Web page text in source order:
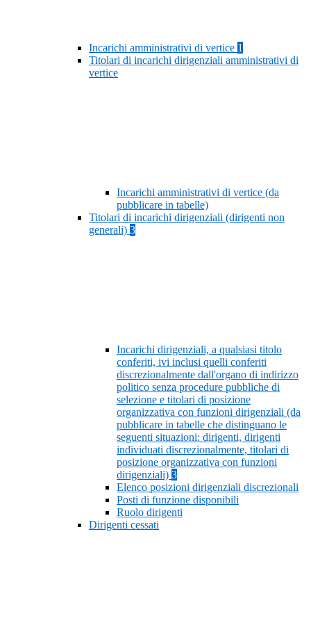
Incarichi amministrativi di vertice 1
Titolari di incarichi dirigenziali amministrativi di
vertice
Incarichi amministrativi di vertice (da
pubblicare in tabelle)
Titolari di incarichi dirigenziali (dirigenti non
generali) 3
Incarichi dirigenziali, a qualsiasi titolo
conferiti, ivi inclusi quelli conferiti
discrezionalmente dall'organo di indirizzo
politico senza procedure pubbliche di
selezione e titolari di posizione
organizzativa con funzioni dirigenziali (da
pubblicare in tabelle che distinguano le
seguenti situazioni: dirigenti, dirigenti
individuati discrezionalmente, titolari di
posizione organizzativa con funzioni
dirigenziali) 3
Elenco posizioni dirigenziali discrezionali
Posti di funzione disponibili
Ruolo dirigenti
Dirigenti cessati